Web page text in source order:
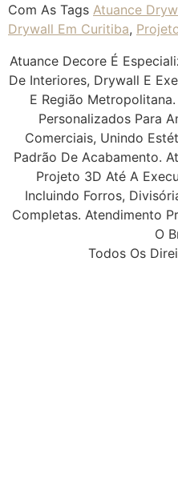
Com As Tags Atuance
Drywall Em Curitiba,
Atuance Decore É
De Interiores, Drywall E
E Região
Personalizados Para
Comerciais, Unindo
Padrão De Acabamento.
Projeto 3D Até A
Incluindo Forros,
Completas. Atendimento
O
Todos Os